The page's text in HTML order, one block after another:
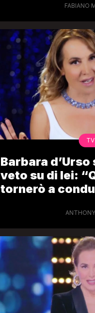
FABIANO
TV
Barbara
veto su di lei:
tornerò a
Camilla
“Addio
grande